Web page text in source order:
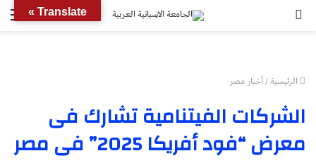
الرئيسية/أخبار مصر
الشركات الفيتنامية تشارك فى
معرض “فود أفريكا 2025” فى مصر
Translate »